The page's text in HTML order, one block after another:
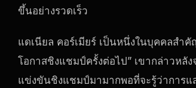
ขึ้นอย่างรวดเร็ว
แดเนียล คอร์เมียร์ เป็นหนึ่งในบุคคลสำ
โอกาสชิงแชมป์ครั้งต่อไป” เขากล่าวห
แข่งขันชิงแชมป์มามากพอที่จะรู้ว่าการ